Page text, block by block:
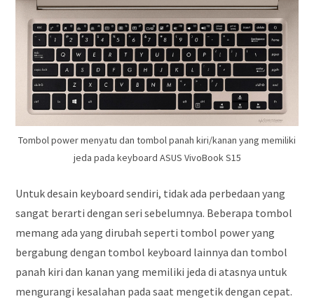
Tombol power menyatu dan tombol panah kiri/kanan yang memiliki
jeda pada keyboard ASUS VivoBook S15
Untuk desain keyboard sendiri, tidak ada perbedaan yang
sangat berarti dengan seri sebelumnya. Beberapa tombol
memang ada yang dirubah seperti tombol power yang
bergabung dengan tombol keyboard lainnya dan tombol
panah kiri dan kanan yang memiliki jeda di atasnya untuk
mengurangi kesalahan pada saat mengetik dengan cepat.